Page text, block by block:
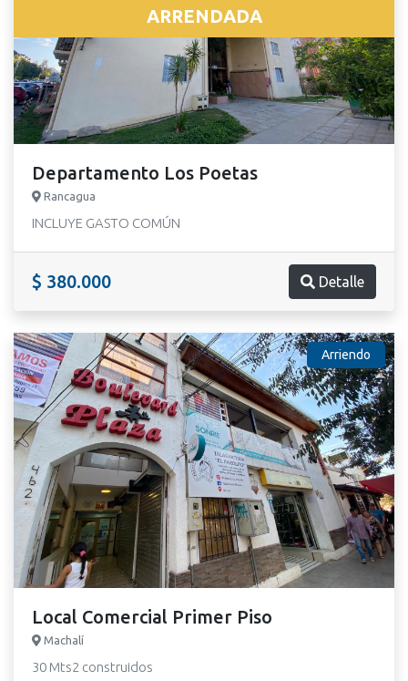
ARRENDADA
Departamento Los Poetas
Rancagua
INCLUYE GASTO COMÚN
$ 380.000 Detalle
Arriendo
Local Comercial Primer Piso
Machalí
30 Mts2 construidos